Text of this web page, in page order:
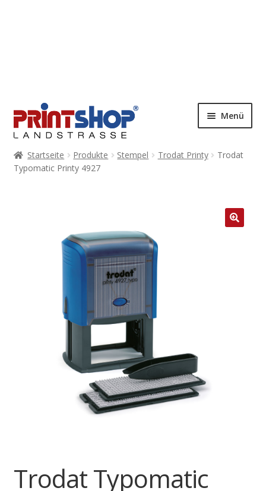
Menü
Startseite Produkte Stempel Trodat Printy
Trodat
Typomatic Printy 4927
Trodat Typomatic